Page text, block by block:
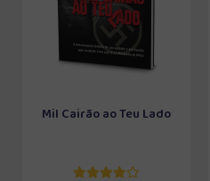
Mil Cairão ao Teu Lado